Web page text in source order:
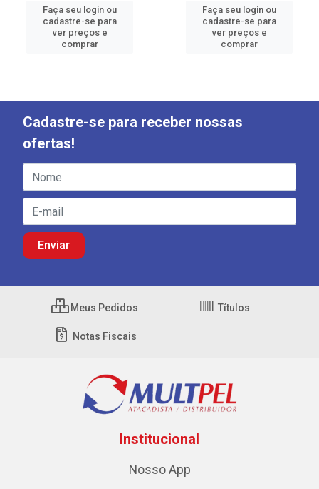
Faça seu login ou
cadastre-se para
ver preços e
comprar
Faça seu login ou
cadastre-se para
ver preços e
comprar
Cadastre-se para receber nossas
ofertas!
Meus Pedidos Títulos
Notas Fiscais
Institucional
Nosso App